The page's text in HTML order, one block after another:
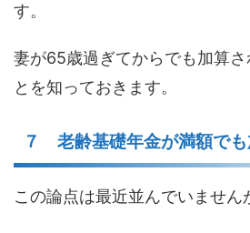
す。
妻が65歳過ぎてからでも加算さ
とを知っておきます。
７ 老齢基礎年金が満額でも
この論点は最近並んでいません